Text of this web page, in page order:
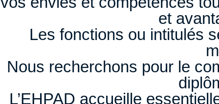
et
Les fonctions ou intitulés
Nous recherchons pour le
L’EHPAD accueille